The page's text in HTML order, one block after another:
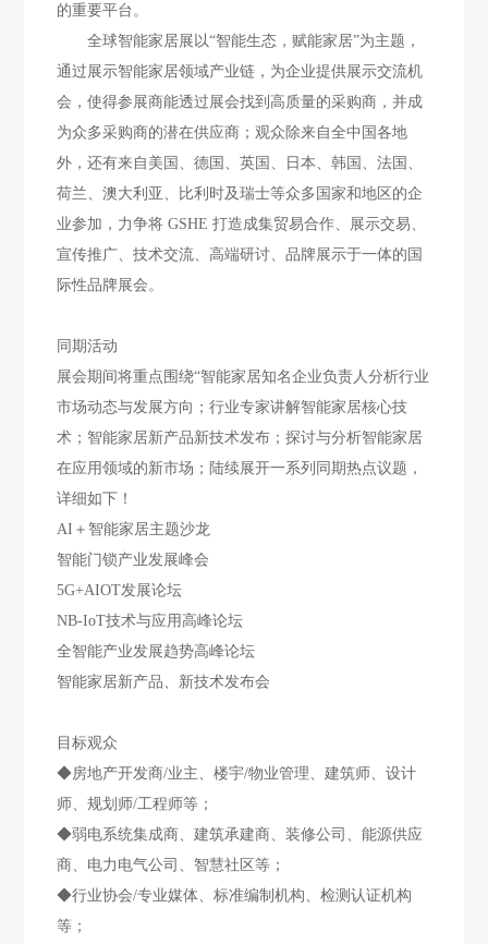
的重要平台。
全球智能家居展以“智能生态，赋能家居”为主题，
通过展示智能家居领域产业链，为企业提供展示交流机
会，使得参展商能透过展会找到高质量的采购商，并成
为众多采购商的潜在供应商；观众除来自全中国各地
外，还有来自美国、德国、英国、日本、韩国、法国、
荷兰、澳大利亚、比利时及瑞士等众多国家和地区的企
业参加，力争将 GSHE 打造成集贸易合作、展示交易、
宣传推广、技术交流、高端研讨、品牌展示于一体的国
际性品牌展会。
同期活动
展会期间将重点围绕“智能家居知名企业负责人分析行业
市场动态与发展方向；行业专家讲解智能家居核心技
术；智能家居新产品新技术发布；探讨与分析智能家居
在应用领域的新市场；陆续展开一系列同期热点议题，
详细如下！
AI＋智能家居主题沙龙
智能门锁产业发展峰会
5G+AIOT发展论坛
NB-IoT技术与应用高峰论坛
全智能产业发展趋势高峰论坛
智能家居新产品、新技术发布会
目标观众
◆房地产开发商/业主、楼宇/物业管理、建筑师、设计
师、规划师/工程师等；
◆弱电系统集成商、建筑承建商、装修公司、能源供应
商、电力电气公司、智慧社区等；
◆行业协会/专业媒体、标准编制机构、检测认证机构
等；